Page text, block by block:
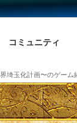
コミュニティ
界埼玉化計画〜のゲー